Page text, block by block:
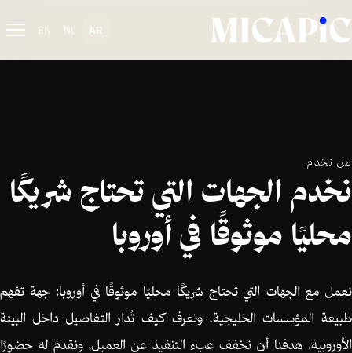
AR
من نخدم
نخدم الجهات التي تحتاج شريكًا
محليًا موثوقًا في أوروبا
نعمل مع الجهات التي تحتاج شريكًا محليًا موثوقًا في أوروبا؛ جهة تفهم
طبيعة المؤسسات الخليجية، وتعرف كيف تُدار التفاصيل داخل البيئة
الأوروبية. هدفنا أن نخفف عبء التنفيذ عن العميل، ونقدم له حضورًا